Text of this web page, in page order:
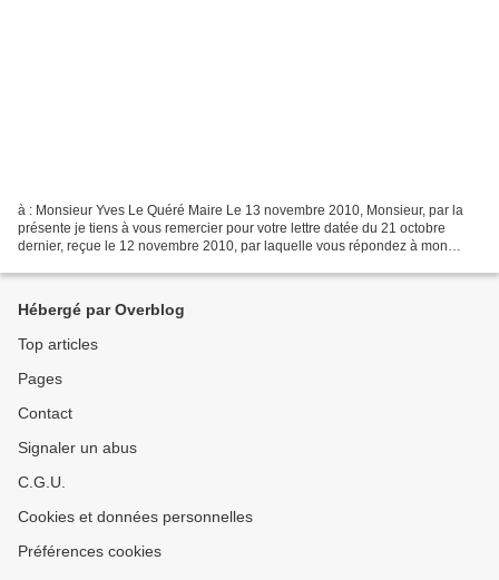
à : Monsieur Yves Le Quéré Maire Le 13 novembre 2010, Monsieur, par la
présente je tiens à vous remercier pour votre lettre datée du 21 octobre
dernier, reçue le 12 novembre 2010, par laquelle vous répondez à mon
Hébergé par Overblog
Top articles
Pages
Contact
Signaler un abus
C.G.U.
Cookies et données personnelles
Préférences cookies